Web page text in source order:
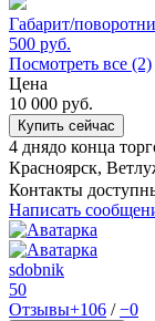
Габарит/
500 руб.
Посмотреть все (2)
Цена
10 000 руб.
Купить сейчас
4 днядо конца
Красноярск,
Контакты
Написать
sdobnik
50
Отзывы+106 /−0